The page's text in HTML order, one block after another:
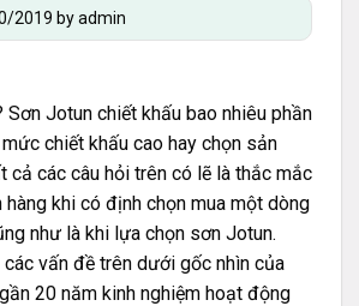
2019 byadmin
Sơn Jotun chiết khấu bao nhiêu phần
chiết khấu cao hay chọn sản
cả các câu hỏi trên có lẽ là thắc mắc
khi có định chọn mua một dòng
như là khi lựa chọn sơn Jotun.
vấn đề trên dưới gốc nhìn của
20 năm kinh nghiệm hoạt động